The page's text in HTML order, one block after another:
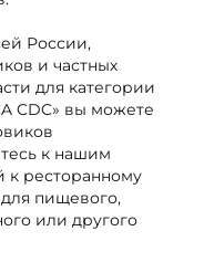
России,
и частных
для категории
CDC» вы можете
к нашим
к ресторанному
пищевого,
или другого